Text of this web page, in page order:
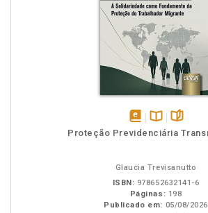
disponívelDisponível
páginas
Proteção Previdenciária
Glaucia Trevisanutto
ISBN: 978652632141-6
Páginas: 198
Publicado em: 05/08/2026